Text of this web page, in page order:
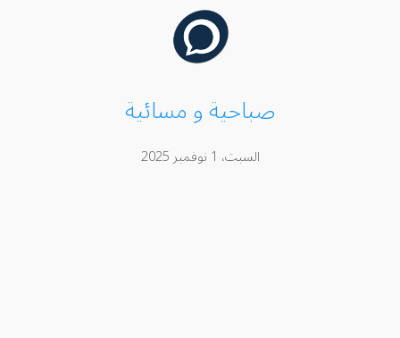
صباحية و مسائية
السبت، 1 نوفمبر 2025